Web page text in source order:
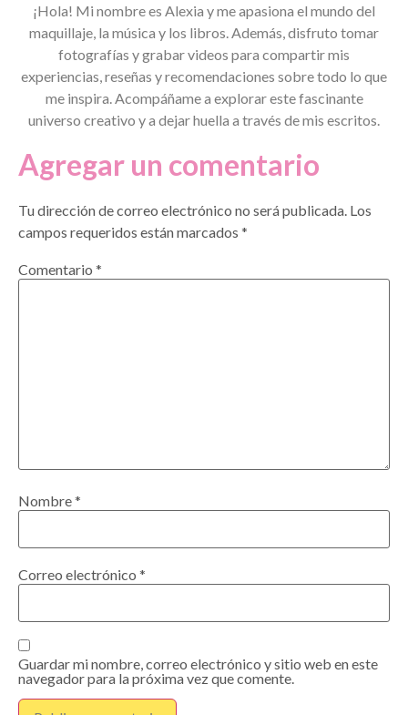
¡Hola! Mi nombre es Alexia y me apasiona el mundo del
maquillaje, la música y los libros. Además, disfruto tomar
fotografías y grabar videos para compartir mis
experiencias, reseñas y recomendaciones sobre todo lo que
me inspira. Acompáñame a explorar este fascinante
universo creativo y a dejar huella a través de mis escritos.
Agregar un comentario
Tu dirección de correo electrónico no será publicada. Los
campos requeridos están marcados *
Comentario *
Nombre*
Correo electrónico *
Guardar mi nombre, correo electrónico y sitio web en este
navegador para la próxima vez que comente.